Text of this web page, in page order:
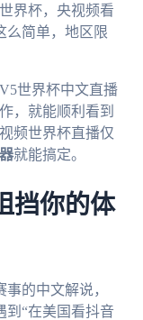
界杯，央视频看
么简单，地区限
世界杯中文直播
，就能顺利看到
频世界杯直播仅
就能搞定。
挡你的体
的中文解说，
到“在美国看抖音